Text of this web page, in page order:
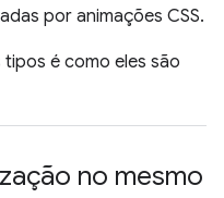
por animações CSS.
é como eles são
no mesmo